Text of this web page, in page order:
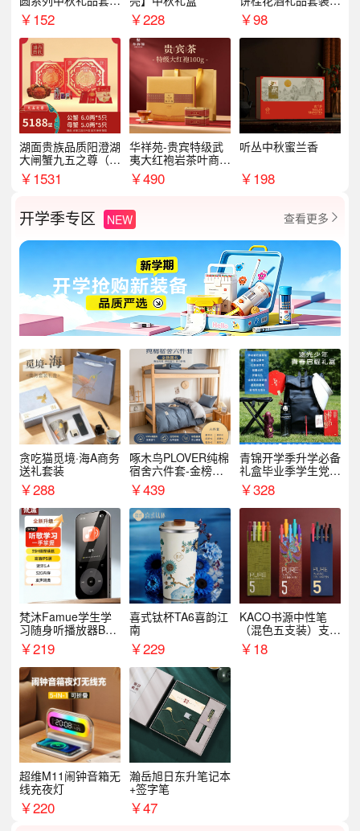
企业送客户商务伴手
礼
￥152 ￥228
AL1377
￥98
湖面贵族品质阳澄湖
大闸蟹九五之尊（卡
券）5188型
￥1531
华祥苑-贵宾特级武
夷大红袍岩茶叶商务
礼盒中秋节送长辈1
00g
￥490
听丛中秋蜜兰香
￥198
开学季专区 NEW 查看更多 
贪吃猫觅境·海A商务
送礼套装
￥288
啄木鸟PLOVER纯棉
宿舍六件套-金榜题
名
￥439
青锦开学季升学必备
礼盒毕业季学生党户
外出行备考装备礼品
￥328
梵沐Famue学生学
习随身听播放器BL1
5（64G）
￥219
喜式钛杯TA6喜韵江
南
￥229
KACO书源中性笔
（混色五支装）支持
logo定制
￥18
超维M11闹钟音箱无
线充夜灯
￥220
瀚岳旭日东升笔记本
+签字笔
￥47